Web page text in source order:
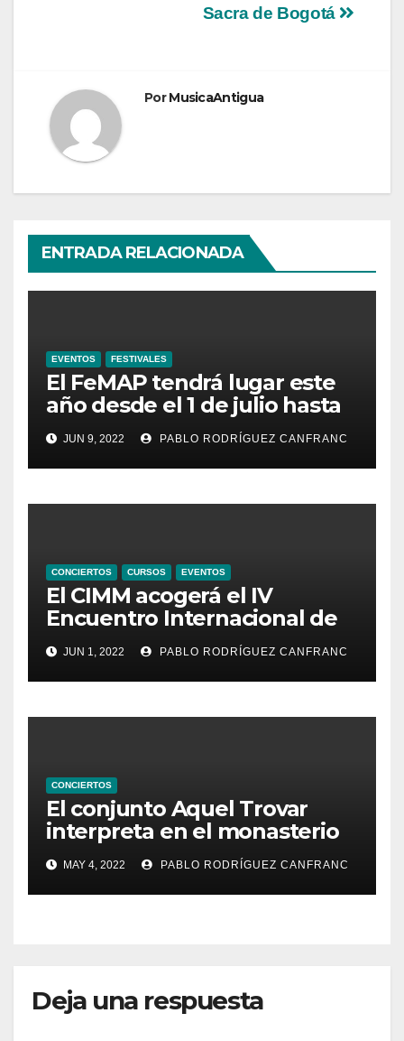
Sacra de Bogotá
PorMusicaAntigua
ENTRADA RELACIONADA
EVENTOS FESTIVALES
El FeMAP tendrá lugar este
año desde el 1 de julio hasta
el 21 de agosto, ampliando la
oferta de conciertos y el
territorio de acción
JUN 9, 2022 PABLO RODRÍGUEZ CANFRANC
CONCIERTOS CURSOS EVENTOS
El CIMM acogerá el IV
Encuentro Internacional de
Ministriles
JUN 1, 2022 PABLO RODRÍGUEZ CANFRANC
CONCIERTOS
El conjunto Aquel Trovar
interpreta en el monasterio
de Santa María de la
Valldigna las cantigas de
Alfonso X el Sabio
MAY 4, 2022 PABLO RODRÍGUEZ CANFRANC
Deja una respuesta